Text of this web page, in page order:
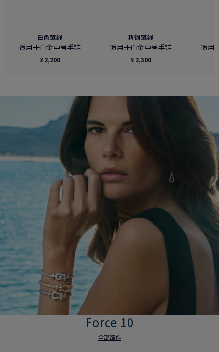
白色链绳
适用于白金中号手链
¥ 2,200
精钢链绳
适用于白金中号手链
¥ 2,300
适用
Force 10
全部臻作